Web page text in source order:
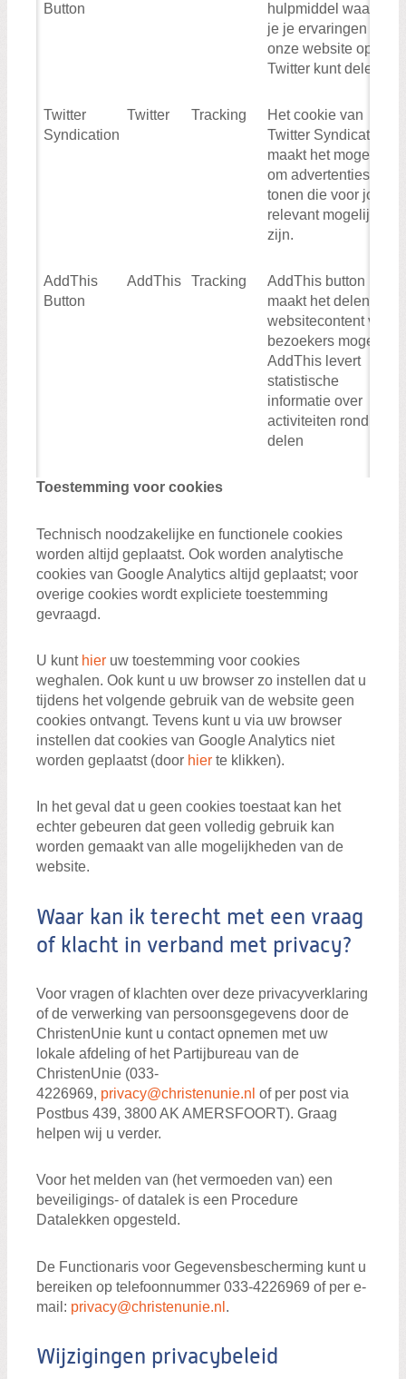
Button
hulpmiddel waarmee
je je ervaringen op
onze website op
Twitter kunt delen.
Twitter
Syndication
Twitter Tracking
Het cookie van
Twitter Syndication
maakt het mogelijk
om advertenties te
tonen die voor jou zo
relevant mogelijk
zijn.
AddThis
Button
AddThis Tracking
AddThis button
maakt het delen van
websitecontent voor
bezoekers mogelijk.
AddThis levert
statistische
informatie over
activiteiten rond het
delen
Toestemming voor cookies
Technisch noodzakelijke en functionele cookies
worden altijd geplaatst. Ook worden analytische
cookies van Google Analytics altijd geplaatst; voor
overige cookies wordt expliciete toestemming
gevraagd.
U kunt hier uw toestemming voor cookies
weghalen. Ook kunt u uw browser zo instellen dat u
tijdens het volgende gebruik van de website geen
cookies ontvangt. Tevens kunt u via uw browser
instellen dat cookies van Google Analytics niet
worden geplaatst (door hier te klikken).
In het geval dat u geen cookies toestaat kan het
echter gebeuren dat geen volledig gebruik kan
worden gemaakt van alle mogelijkheden van de
website.
Waar kan ik terecht met een vraag
of klacht in verband met privacy?
Voor vragen of klachten over deze privacyverklaring
of de verwerking van persoonsgegevens door de
ChristenUnie kunt u contact opnemen met uw
lokale afdeling of het Partijbureau van de
ChristenUnie (033-
4226969, privacy@christenunie.nl of per post via
Postbus 439, 3800 AK AMERSFOORT). Graag
helpen wij u verder.
Voor het melden van (het vermoeden van) een
beveiligings- of datalek is een Procedure
Datalekken opgesteld.
De Functionaris voor Gegevensbescherming kunt u
bereiken op telefoonnummer 033-4226969 of per e-
mail: privacy@christenunie.nl .
Wijzigingen privacybeleid